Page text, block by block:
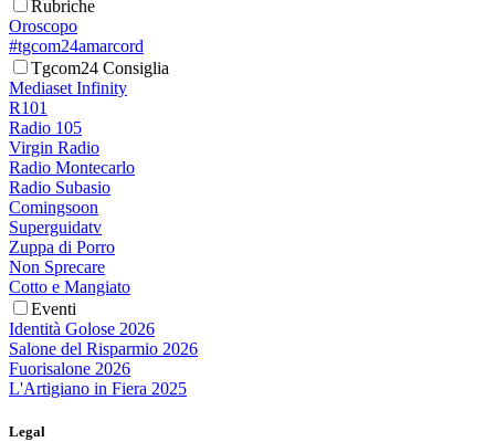
Rubriche
Oroscopo
#tgcom24amarcord
Tgcom24 Consiglia
Mediaset Infinity
R101
Radio 105
Virgin Radio
Radio Montecarlo
Radio Subasio
Comingsoon
Superguidatv
Zuppa di Porro
Non Sprecare
Cotto e Mangiato
Eventi
Identità Golose 2026
Salone del Risparmio 2026
Fuorisalone 2026
L'Artigiano in Fiera 2025
Legal